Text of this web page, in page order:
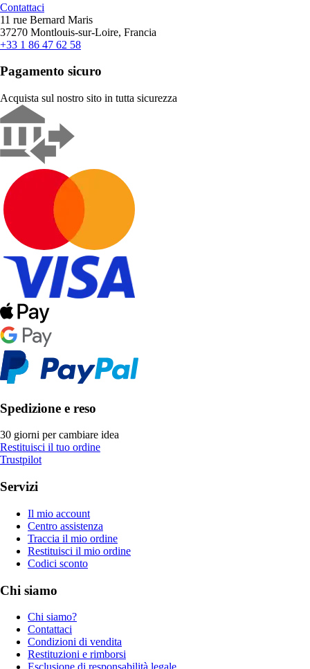
Contattaci
11 rue Bernard Maris
37270 Montlouis-sur-Loire, Francia
+33 1 86 47 62 58
Pagamento sicuro
Acquista sul nostro sito in tutta sicurezza
Spedizione e reso
30 giorni per cambiare idea
Restituisci il tuo ordine
Trustpilot
Servizi
Il mio account
Centro assistenza
Traccia il mio ordine
Restituisci il mio ordine
Codici sconto
Chi siamo
Chi siamo?
Contattaci
Condizioni di vendita
Restituzioni e rimborsi